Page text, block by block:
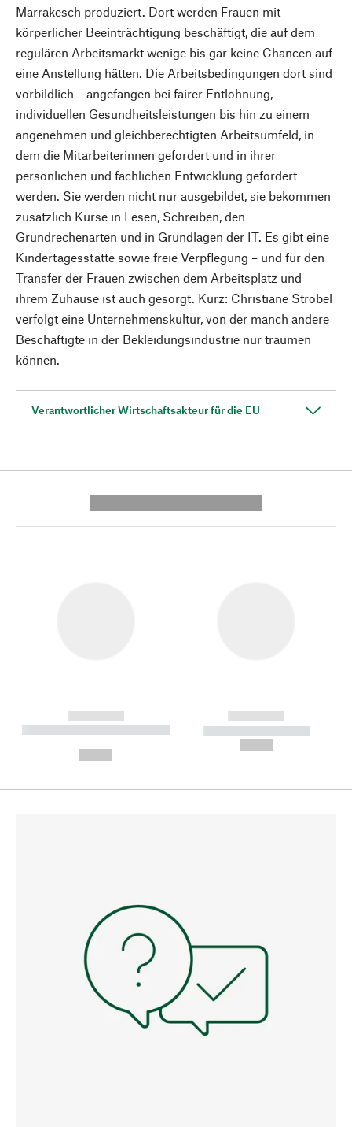
Marrakesch produziert. Dort werden Frauen mit
körperlicher Beeinträchtigung beschäftigt, die auf dem
regulären Arbeitsmarkt wenige bis gar keine Chancen auf
eine Anstellung hätten. Die Arbeitsbedingungen dort sind
vorbildlich – angefangen bei ­fairer Entlohnung,
individuellen Gesundheitsleistungen bis hin zu einem
angenehmen und gleichberechtigten Arbeitsumfeld, in
dem die Mitarbeiterinnen gefordert und in ihrer
persönlichen und fachlichen Entwicklung gefördert
werden. Sie werden nicht nur ausgebildet, sie bekommen
zusätzlich Kurse in Lesen, Schreiben, den
Grundrechenarten und in Grundlagen der IT. Es gibt eine
Kindertagesstätte sowie freie Verpflegung – und für den
Transfer der Frauen zwischen dem Arbeitsplatz und
ihrem Zuhause ist auch gesorgt. Kurz: Christiane Strobel
verfolgt eine Unternehmenskultur, von der manch andere
Beschäftigte in der Bekleidungsindustrie nur träumen
können.
Verantwortlicher Wirtschaftsakteur für die EU
------------
----------- ----------- --------
------------
----------- -----------